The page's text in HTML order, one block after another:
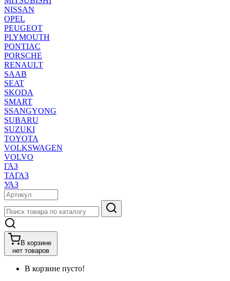
NISSAN
OPEL
PEUGEOT
PLYMOUTH
PONTIAC
PORSCHE
RENAULT
SAAB
SEAT
SKODA
SMART
SSANGYONG
SUBARU
SUZUKI
TOYOTA
VOLKSWAGEN
VOLVO
ГАЗ
ТАГАЗ
УАЗ
В корзине
нет товаров
В корзине пусто!